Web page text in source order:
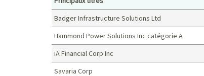
Badger Infrastructure Solutions Ltd
Hammond Power Solutions Inc catégorie A
iA Financial Corp Inc
Savaria Corp